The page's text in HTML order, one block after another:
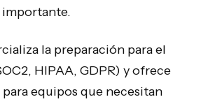
importante.
la preparación para el
HIPAA, GDPR) y ofrece
equipos que necesitan